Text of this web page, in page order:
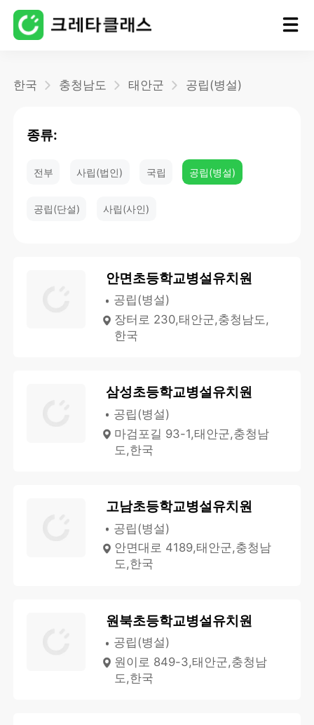
한국 충청남도 태안군 공립(병설)
종류:
전부 사립(법인) 국립 공립(병설)
공립(단설) 사립(사인)
안면초등학교병설유치원
공립(병설)
장터로 230,태안군,충청남도,
한국
삼성초등학교병설유치원
공립(병설)
마검포길 93-1,태안군,충청남
도,한국
고남초등학교병설유치원
공립(병설)
안면대로 4189,태안군,충청남
도,한국
원북초등학교병설유치원
공립(병설)
원이로 849-3,태안군,충청남
도,한국